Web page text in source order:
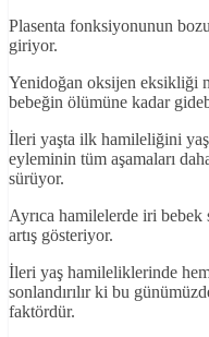
Plasenta fonksiyonunun
giriyor.
Yenidoğan oksijen eksikliği
bebeğin ölümüne kadar
İleri yaşta ilk hamileliğini
eyleminin tüm aşamaları
sürüyor.
Ayrıca hamilelerde iri bebek
artış gösteriyor.
İleri yaş hamileliklerinde
sonlandırılır ki bu
faktördür.